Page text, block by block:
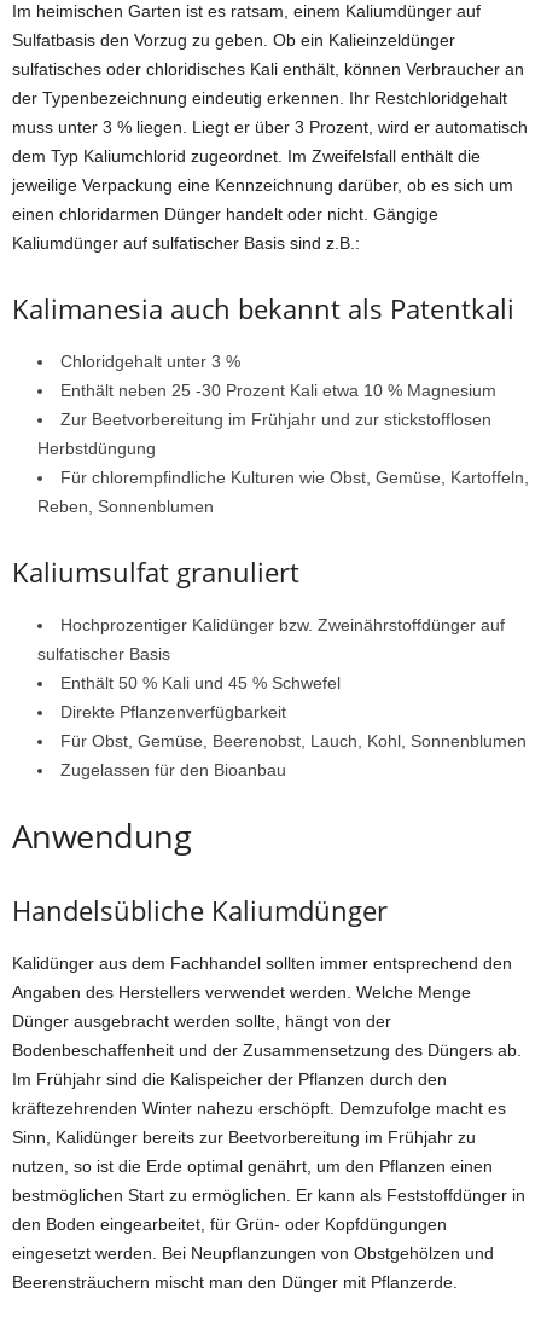
Im heimischen Garten ist es ratsam, einem Kaliumdünger auf
Sulfatbasis den Vorzug zu geben. Ob ein Kalieinzeldünger
sulfatisches oder chloridisches Kali enthält, können Verbraucher an
der Typenbezeichnung eindeutig erkennen. Ihr Restchloridgehalt
muss unter 3 % liegen. Liegt er über 3 Prozent, wird er automatisch
dem Typ Kaliumchlorid zugeordnet. Im Zweifelsfall enthält die
jeweilige Verpackung eine Kennzeichnung darüber, ob es sich um
einen chloridarmen Dünger handelt oder nicht. Gängige
Kaliumdünger auf sulfatischer Basis sind z.B.:
Kalimanesia auch bekannt als Patentkali
Chloridgehalt unter 3 %
Enthält neben 25 -30 Prozent Kali etwa 10 % Magnesium
Zur Beetvorbereitung im Frühjahr und zur stickstofflosen
Herbstdüngung
Für chlorempfindliche Kulturen wie Obst, Gemüse, Kartoffeln,
Reben, Sonnenblumen
Kaliumsulfat granuliert
Hochprozentiger Kalidünger bzw. Zweinährstoffdünger auf
sulfatischer Basis
Enthält 50 % Kali und 45 % Schwefel
Direkte Pflanzenverfügbarkeit
Für Obst, Gemüse, Beerenobst, Lauch, Kohl, Sonnenblumen
Zugelassen für den Bioanbau
Anwendung
Handelsübliche Kaliumdünger
Kalidünger aus dem Fachhandel sollten immer entsprechend den
Angaben des Herstellers verwendet werden. Welche Menge
Dünger ausgebracht werden sollte, hängt von der
Bodenbeschaffenheit und der Zusammensetzung des Düngers ab.
Im Frühjahr sind die Kalispeicher der Pflanzen durch den
kräftezehrenden Winter nahezu erschöpft. Demzufolge macht es
Sinn, Kalidünger bereits zur Beetvorbereitung im Frühjahr zu
nutzen, so ist die Erde optimal genährt, um den Pflanzen einen
bestmöglichen Start zu ermöglichen. Er kann als Feststoffdünger in
den Boden eingearbeitet, für Grün- oder Kopfdüngungen
eingesetzt werden. Bei Neupflanzungen von Obstgehölzen und
Beerensträuchern mischt man den Dünger mit Pflanzerde.